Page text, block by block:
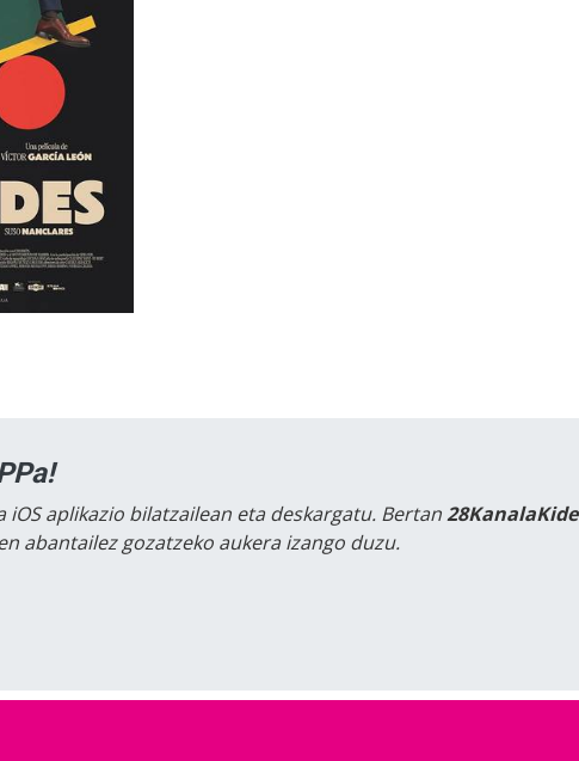
aplikazio bilatzailean eta deskargatu. Bertan28KanalaKide
abantailez gozatzeko aukera izango duzu.